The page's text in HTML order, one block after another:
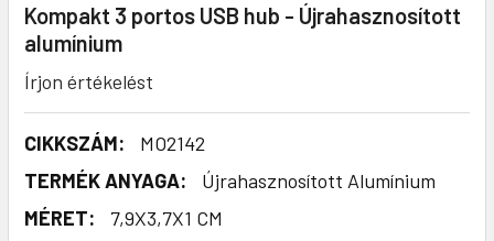
Kompakt 3 portos USB hub - Újrahasznosított
alumínium
Írjon értékelést
CIKKSZÁM:
MO2142
TERMÉK ANYAGA:
Újrahasznosított Alumínium
MÉRET:
7,9X3,7X1 CM